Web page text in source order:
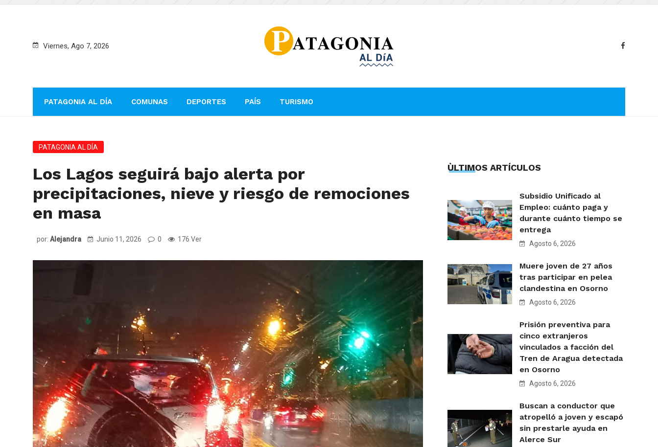
Viernes, Ago 7, 2026
PATAGONIA AL DÍA COMUNAS DEPORTES PAÍS TURISMO
PATAGONIA AL DÍA
Los Lagos seguirá bajo alerta por
precipitaciones, nieve y riesgo de remociones
en masa
por: Alejandra Junio 11, 2026 0 176 Ver
ÙLTIMOS ARTÍCULOS
Subsidio Unificado al
Empleo: cuánto paga y
durante cuánto tiempo se
entrega
Agosto 6, 2026
Muere joven de 27 años
tras participar en pelea
clandestina en Osorno
Agosto 6, 2026
Prisión preventiva para
cinco extranjeros
vinculados a facción del
Tren de Aragua detectada
en Osorno
Agosto 6, 2026
Buscan a conductor que
atropelló a joven y escapó
sin prestarle ayuda en
Alerce Sur